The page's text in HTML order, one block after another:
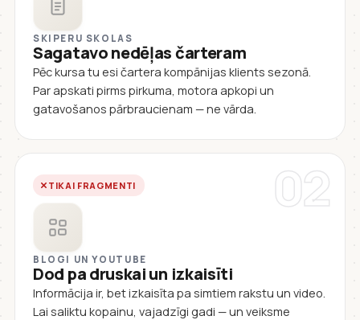
SKIPERU SKOLAS
Sagatavo nedēļas čarteram
Pēc kursa tu esi čartera kompānijas klients sezonā.
Par apskati pirms pirkuma, motora apkopi un
gatavošanos pārbraucienam — ne vārda.
02
TIKAI FRAGMENTI
BLOGI UN YOUTUBE
Dod pa druskai un izkaisīti
Informācija ir, bet izkaisīta pa simtiem rakstu un video.
Lai saliktu kopainu, vajadzīgi gadi — un veiksme